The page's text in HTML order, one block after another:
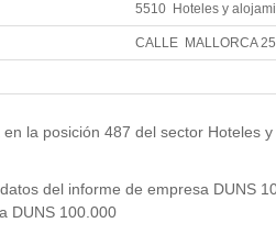
5510 Hoteles y
CALLE MALLORCA
−
en la posición 487 del sector Hoteles
del informe de empresa DUNS
DUNS 100.000